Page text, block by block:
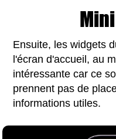
Ensuite, les widgets
l'écran d'accueil, au
intéressante car ce
prennent pas de
informations utiles.